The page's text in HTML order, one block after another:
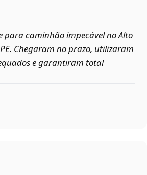
para caminhão impecável no Alto
Chegaram no prazo, utilizaram
e garantiram total